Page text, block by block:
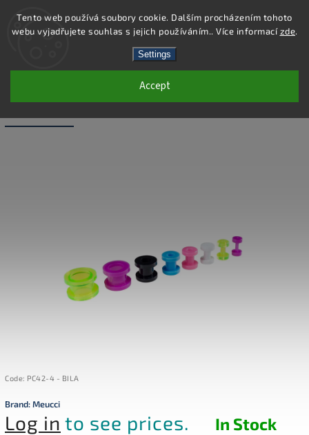
Tento web používá soubory cookie. Dalším procházením tohoto
webu vyjadřujete souhlas s jejich používáním.. Více informacízde.
Settings
Accept
Search
PC42-4 - PIERCING TUNEL - BÍLÁ -
Code: PC42-4 - BILA
Brand:Meucci
Log in to see prices. In Stock